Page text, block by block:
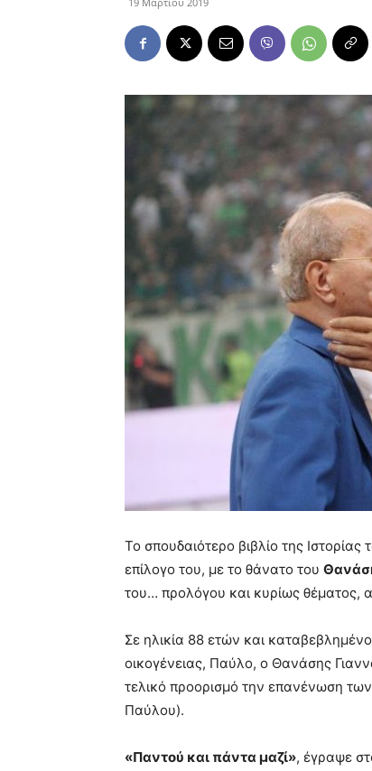
Το σπουδαιότερο βιβλίο της
επίλογο του, με το θάνατο του
του… προλόγου και κυρίως θέματος,
Σε ηλικία 88 ετών και
οικογένειας, Παύλο, ο Θανάσης
τελικό προορισμό την επανένωση
Παύλου).
«Παντού και πάντα μαζί», έγραψε